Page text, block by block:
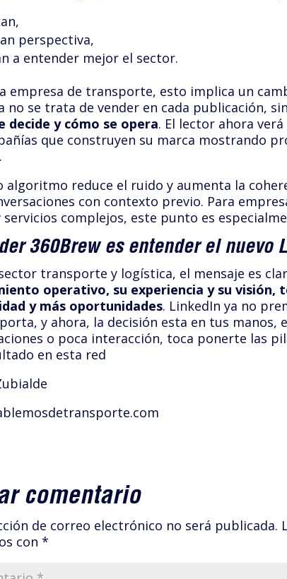
perspectiva,
a entender mejor el sector.
empresa de transporte, esto implica un
no se trata de vender en cada publicación,
decide y cómo se opera. El lector ahora
que construyen su marca mostrando
algoritmo reduce el ruido y aumenta la
con contexto previo. Para
servicios complejos, este punto es
360Brew es entender el nuevo
transporte y logística, el mensaje es
operativo, su experiencia y su visión,
y más oportunidades. LinkedIn ya no
y ahora, la decisión esta en tus manos,
o poca interacción, toca ponerte las
en esta red
comentario
de correo electrónico no será publicada.
con*